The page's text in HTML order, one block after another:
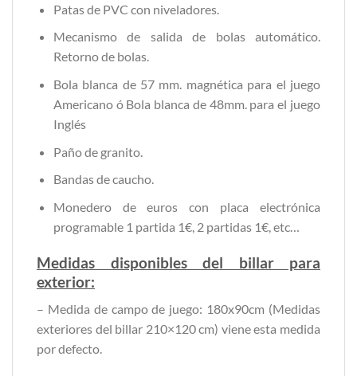
Patas de PVC con niveladores.
Mecanismo de salida de bolas automático.
Retorno de bolas.
Bola blanca de 57 mm. magnética para el juego
Americano ó Bola blanca de 48mm. para el juego
Inglés
Paño de granito.
Bandas de caucho.
Monedero de euros con placa electrónica
programable 1 partida 1€, 2 partidas 1€, etc…
Medidas disponibles del billar para
exterior:
– Medida de campo de juego: 180x90cm (Medidas
exteriores del billar 210×120 cm) viene esta medida
por defecto.